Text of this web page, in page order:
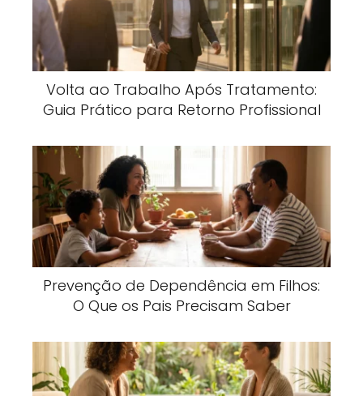
Volta ao Trabalho Após Tratamento:
Guia Prático para Retorno Profissional
Prevenção de Dependência em Filhos:
O Que os Pais Precisam Saber